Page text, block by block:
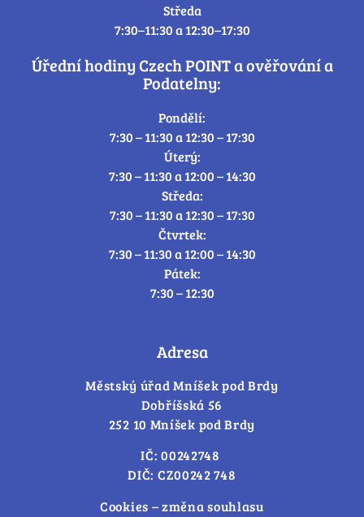
Středa
7:30–11:30 a 12:30–17:30
Úřední hodiny Czech POINT a ověřování a
Podatelny:
Pondělí:
7:30 – 11:30 a 12:30 – 17:30
Úterý:
7:30 – 11:30 a 12:00 – 14:30
Středa:
7:30 – 11:30 a 12:30 – 17:30
Čtvrtek:
7:30 – 11:30 a 12:00 – 14:30
Pátek:
7:30 – 12:30
Adresa
Městský úřad Mníšek pod Brdy
Dobříšská 56
252 10 Mníšek pod Brdy
IČ: 00242748
DIČ: CZ00242 748
Cookies – změna souhlasu